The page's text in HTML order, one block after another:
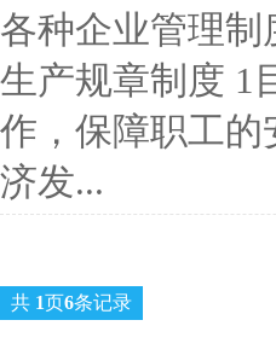
各种企业管理
生产规章制度 1
作，保障职工
济发...
共 1页6条记录